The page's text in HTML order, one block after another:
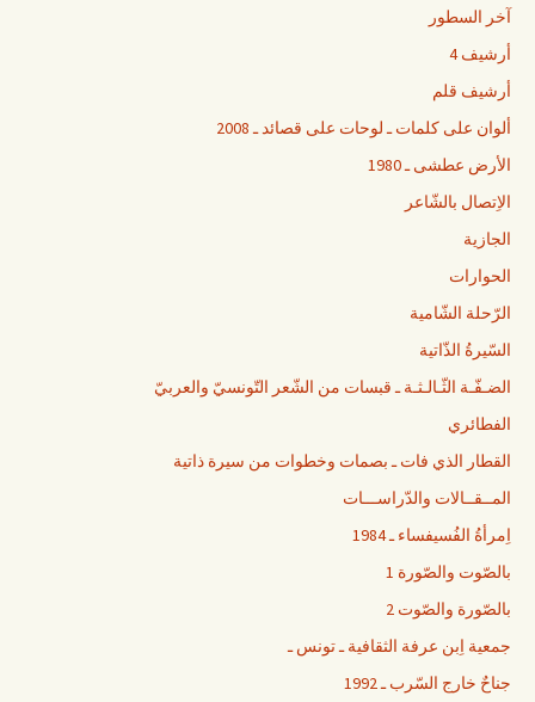
آخر السطور
أرشيف 4
أرشيف قلم
ألوان على كلمات ـ لوحات على قصائد ـ 2008
الأرض عطشى ـ 1980
الاِتصال بالشّاعر
الجازية
الحوارات
الرّحلة الشّامية
السّيرةُ الذّاتية
الضـفّـة الثّـالـثـة ـ قبسات من الشّعر التّونسيّ والعربيّ
الفطائري
القطار الذي فات ـ بصمات وخطوات من سيرة ذاتية
المــقــالات والدّراســـات
اِمرأةُ الفُسيفساء ـ 1984
بالصّوت والصّورة 1
بالصّورة والصّوت 2
جمعية اِبن عرفة الثقافية ـ تونس ـ
جناحٌ خارج السّرب ـ 1992